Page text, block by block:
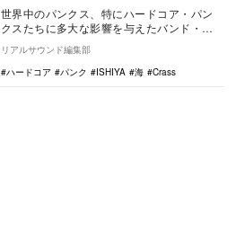
世界中のパンクス、特にハードコア・パン
クスたちに多大な影響を与えたバンド・
CRASSの映像作品『CRASS:SEMI-
DETAC…
リアルサウンド編集部
ハードコア
パンク ISHIYA 海 Crass